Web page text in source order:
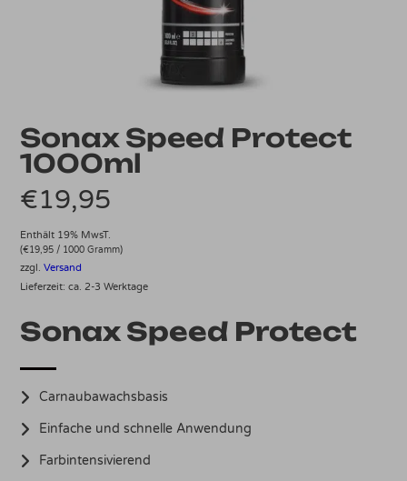
Sonax Speed Protect
1000ml
€19,95
Enthält 19% MwsT.
(€19,95 / 1000 Gramm)
zzgl.Versand
Lieferzeit: ca. 2-3 Werktage
Sonax Speed Protect
Carnaubawachsbasis
Einfache und schnelle Anwendung
Farbintensivierend